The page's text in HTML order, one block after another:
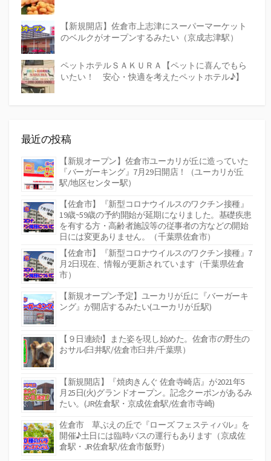
【新規開店】佐倉市上志津にスーパーマーケット
のベルクがオープンするみたい（京成志津駅）
ペットホテルＳＡＫＵＲＡ【ペットに喜んでもら
いたい！ 安心・快適を考えたペットホテル♪】
最近の投稿
【新規オープン】佐倉市ユーカリが丘に造っていた
『バーガーキング』7月29日開店！（ユーカリが丘
駅/地区センター駅）
【佐倉市】『新型コロナウイルスのワクチン接種』
19歳~59歳の予約開始が延期になりました。基礎疾患
を有する方・高齢者施設等の従事者の方などの開始
日には変更ありません。（千葉県佐倉市）
【佐倉市】『新型コロナウイルスのワクチン接種』7
月2日現在、情報が更新されています（千葉県佐倉
市）
【新規オープン予定】ユーカリが丘に『バーガーキ
ング』が開店するみたい(ユーカリが丘駅)
【９日連続!】また姿を現し始めた。佐倉市の野生の
おサル(臼井駅/佐倉市臼井/千葉県）
【新規開店】『焼肉きんぐ 佐倉寺崎店』が2021年5
月25日(火)グランドオープン。記念クーポンがあるみ
たい。(JR佐倉駅・京成佐倉駅/佐倉市寺崎)
佐倉市 草ぶえの丘で『ローズ フェスティバル』を
開催♪土日には臨時バスの運行もあります（京成佐
倉駅・JR佐倉駅/佐倉市飯野）